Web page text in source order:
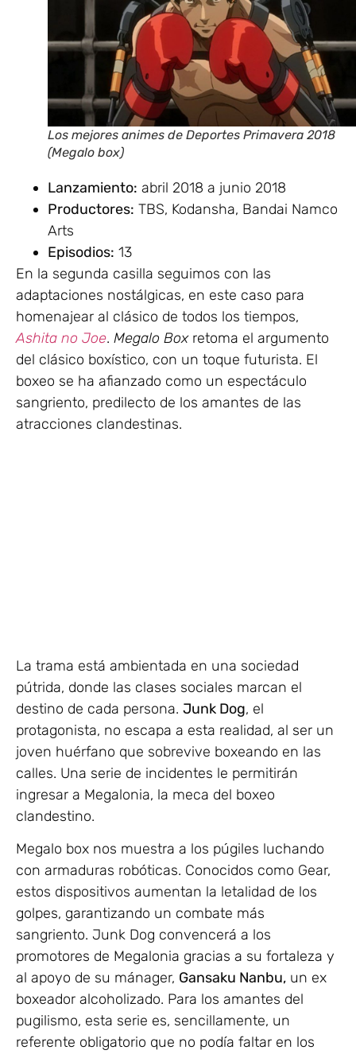
Los mejores animes de Deportes Primavera 2018
(Megalo box)
Lanzamiento: abril 2018 a junio 2018
Productores: TBS, Kodansha, Bandai Namco
Arts
Episodios: 13
En la segunda casilla seguimos con las
adaptaciones nostálgicas, en este caso para
homenajear al clásico de todos los tiempos,
Ashita no Joe. Megalo Boxretoma el argumento
del clásico boxístico, con un toque futurista. El
boxeo se ha afianzado como un espectáculo
sangriento, predilecto de los amantes de las
atracciones clandestinas.
La trama está ambientada en una sociedad
pútrida, donde las clases sociales marcan el
destino de cada persona. Junk Dog, el
protagonista, no escapa a esta realidad, al ser un
joven huérfano que sobrevive boxeando en las
calles. Una serie de incidentes le permitirán
ingresar a Megalonia, la meca del boxeo
clandestino.
Megalo box nos muestra a los púgiles luchando
con armaduras robóticas. Conocidos como Gear,
estos dispositivos aumentan la letalidad de los
golpes, garantizando un combate más
sangriento. Junk Dog convencerá a los
promotores de Megalonia gracias a su fortaleza y
al apoyo de su mánager, Gansaku Nanbu, un ex
boxeador alcoholizado. Para los amantes del
pugilismo, esta serie es, sencillamente, un
referente obligatorio que no podía faltar en los